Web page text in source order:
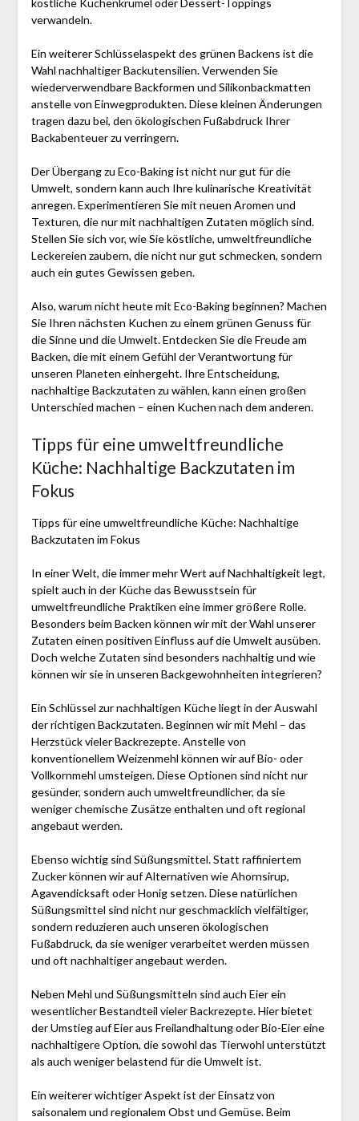
köstliche Kuchenkrümel oder Dessert-Toppings
verwandeln.
Ein weiterer Schlüsselaspekt des grünen Backens ist die
Wahl nachhaltiger Backutensilien. Verwenden Sie
wiederverwendbare Backformen und Silikonbackmatten
anstelle von Einwegprodukten. Diese kleinen Änderungen
tragen dazu bei, den ökologischen Fußabdruck Ihrer
Backabenteuer zu verringern.
Der Übergang zu Eco-Baking ist nicht nur gut für die
Umwelt, sondern kann auch Ihre kulinarische Kreativität
anregen. Experimentieren Sie mit neuen Aromen und
Texturen, die nur mit nachhaltigen Zutaten möglich sind.
Stellen Sie sich vor, wie Sie köstliche, umweltfreundliche
Leckereien zaubern, die nicht nur gut schmecken, sondern
auch ein gutes Gewissen geben.
Also, warum nicht heute mit Eco-Baking beginnen? Machen
Sie Ihren nächsten Kuchen zu einem grünen Genuss für
die Sinne und die Umwelt. Entdecken Sie die Freude am
Backen, die mit einem Gefühl der Verantwortung für
unseren Planeten einhergeht. Ihre Entscheidung,
nachhaltige Backzutaten zu wählen, kann einen großen
Unterschied machen – einen Kuchen nach dem anderen.
Tipps für eine umweltfreundliche
Küche: Nachhaltige Backzutaten im
Fokus
Tipps für eine umweltfreundliche Küche: Nachhaltige
Backzutaten im Fokus
In einer Welt, die immer mehr Wert auf Nachhaltigkeit legt,
spielt auch in der Küche das Bewusstsein für
umweltfreundliche Praktiken eine immer größere Rolle.
Besonders beim Backen können wir mit der Wahl unserer
Zutaten einen positiven Einfluss auf die Umwelt ausüben.
Doch welche Zutaten sind besonders nachhaltig und wie
können wir sie in unseren Backgewohnheiten integrieren?
Ein Schlüssel zur nachhaltigen Küche liegt in der Auswahl
der richtigen Backzutaten. Beginnen wir mit Mehl – das
Herzstück vieler Backrezepte. Anstelle von
konventionellem Weizenmehl können wir auf Bio- oder
Vollkornmehl umsteigen. Diese Optionen sind nicht nur
gesünder, sondern auch umweltfreundlicher, da sie
weniger chemische Zusätze enthalten und oft regional
angebaut werden.
Ebenso wichtig sind Süßungsmittel. Statt raffiniertem
Zucker können wir auf Alternativen wie Ahornsirup,
Agavendicksaft oder Honig setzen. Diese natürlichen
Süßungsmittel sind nicht nur geschmacklich vielfältiger,
sondern reduzieren auch unseren ökologischen
Fußabdruck, da sie weniger verarbeitet werden müssen
und oft nachhaltiger angebaut werden.
Neben Mehl und Süßungsmitteln sind auch Eier ein
wesentlicher Bestandteil vieler Backrezepte. Hier bietet
der Umstieg auf Eier aus Freilandhaltung oder Bio-Eier eine
nachhaltigere Option, die sowohl das Tierwohl unterstützt
als auch weniger belastend für die Umwelt ist.
Ein weiterer wichtiger Aspekt ist der Einsatz von
saisonalem und regionalem Obst und Gemüse. Beim